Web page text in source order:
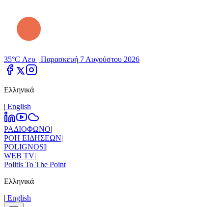
35°C Λευ | Παρασκευή 7 Αυγούστου 2026
Ελληνικά
| Εnglish
ΡΑΔΙΟΦΩΝΟ|
ΡΟΗ ΕΙΔΗΣΕΩΝ|
POLIGNOSI|
WEB TV|
Politis To The Point
Ελληνικά
| Εnglish